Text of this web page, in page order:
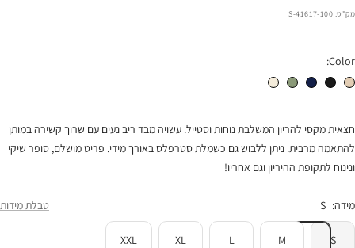
בהנחה
מק"ט: 41617-100-S
Color:
חצאית הריון פסים ושרוך בז' חצאית פסים ושרוך שחור פס לבן חצאית פסים ושרוך נייבי פס שמנתחצאית פסים ושרוך זית פס שמנתחצאית הריון פסים ושרוך שמנת
חצאית מקסי להריון המשלבת נוחות וסטייל. עשויה מבד ריב נעים עם שרוך קשירה במותן
להתאמה מרבית. ניתן ללבוש גם כשמלת סטרפלס באורך מידי. פריט מושלם, סופר שיקי
ונינוח לתקופת ההיריון וגם אחריו!
מידה: S טבלת מידות
S
M
L
XL
XXL